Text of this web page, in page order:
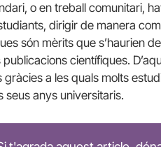
o en treball comunitari,
dirigir de manera
són mèrits que s’haurien
científiques.
gràcies a les quals molts
seus anys universitaris.